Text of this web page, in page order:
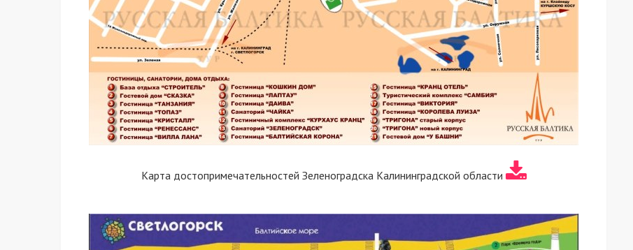
Карта достопримечательностей Зеленоградска Калининградской области